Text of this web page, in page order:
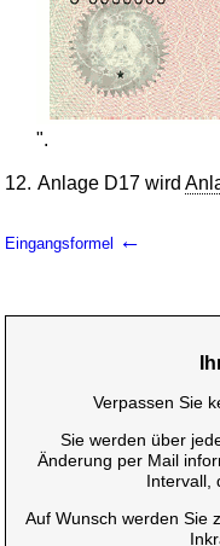
".
12. Anlage D17 wird
Eingangsformel ←
Verpassen Sie
Sie werden über
Änderung per Mail
Intervall,
Auf Wunsch werden Sie